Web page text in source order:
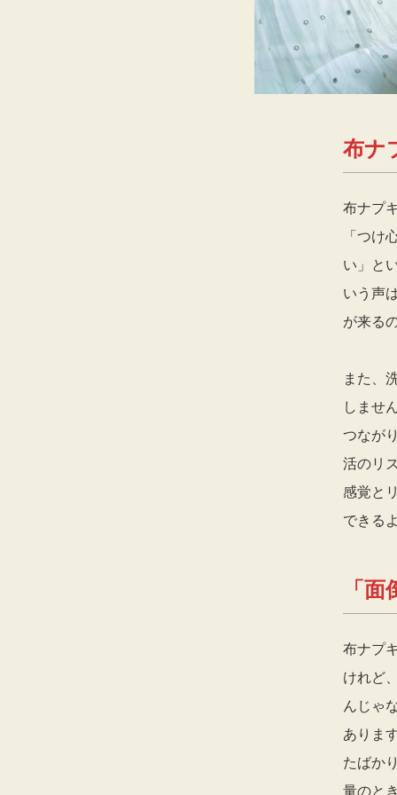
布ナ
布ナプ
「つけ
い」と
いう声
が来る
また、
しませ
つなが
活のリ
感覚と
できる
「
布ナプ
けれど
んじゃ
ありま
たばか
量のと